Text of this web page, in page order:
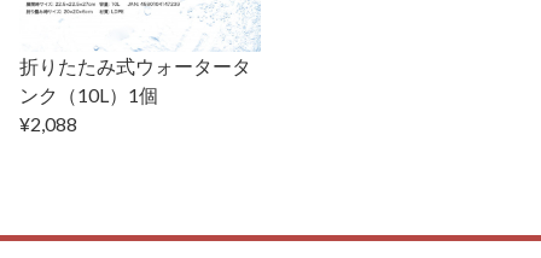
折りたたみ式ウォータータ
ンク（10L）1個
¥2,088